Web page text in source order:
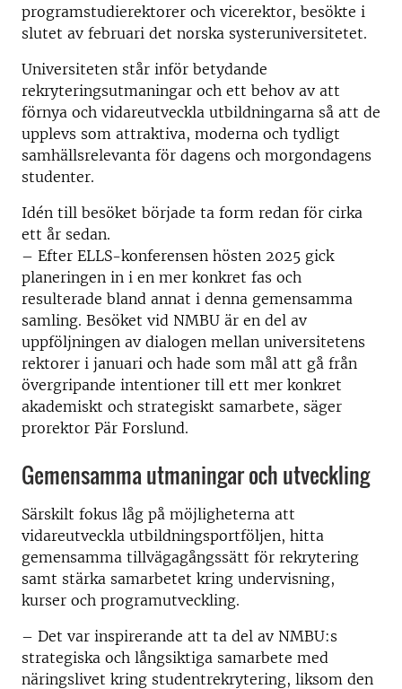
programstudierektorer och vicerektor, besökte i
slutet av februari det norska systeruniversitetet.
Universiteten står inför betydande
rekryteringsutmaningar och ett behov av att
förnya och vidareutveckla utbildningarna så att de
upplevs som attraktiva, moderna och tydligt
samhällsrelevanta för dagens och morgondagens
studenter.
Idén till besöket började ta form redan för cirka
ett år sedan.
– Efter ELLS-konferensen hösten 2025 gick
planeringen in i en mer konkret fas och
resulterade bland annat i denna gemensamma
samling. Besöket vid NMBU är en del av
uppföljningen av dialogen mellan universitetens
rektorer i januari och hade som mål att gå från
övergripande intentioner till ett mer konkret
akademiskt och strategiskt samarbete, säger
prorektor Pär Forslund.
Gemensamma utmaningar och utveckling
Särskilt fokus låg på möjligheterna att
vidareutveckla utbildningsportföljen, hitta
gemensamma tillvägagångssätt för rekrytering
samt stärka samarbetet kring undervisning,
kurser och programutveckling.
– Det var inspirerande att ta del av NMBU:s
strategiska och långsiktiga samarbete med
näringslivet kring studentrekrytering, liksom den